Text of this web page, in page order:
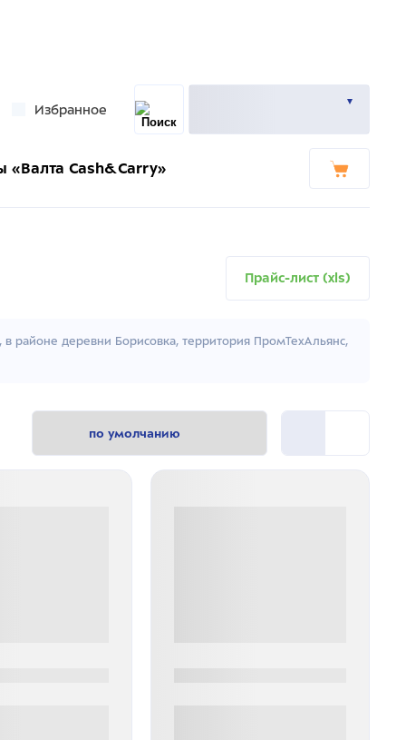
Избранное
«Валта Cash&Carry»
Прайс-лист (xls)
районе деревни Борисовка, территория ПромТехАльянс,